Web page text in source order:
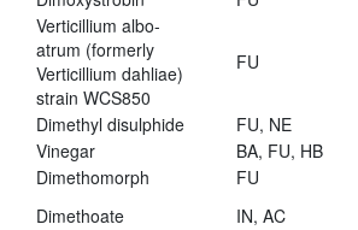
Verticillium albo-
atrum (formerly
Verticillium dahliae)
strain WCS850
FU
Dimethyl disulphide FU, NE
Vinegar
BA, FU, HB
Dimethomorph
FU
Dimethoate
IN, AC